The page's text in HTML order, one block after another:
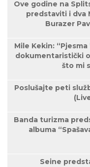
Ove godine na
predstaviti i dva
Burazer
Mile Kekin: “Pjesma
dokumentaristički
što mi
Poslušajte peti
Banda turizma
albuma
Seine